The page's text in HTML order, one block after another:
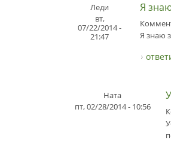
Леди
вт,
07/22/2014 -
21:47
Я
Я знаю
Ната
пт, 02/28/2014 - 10:56